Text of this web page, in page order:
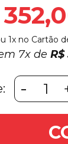
1x no Cartão
7xde R$
-